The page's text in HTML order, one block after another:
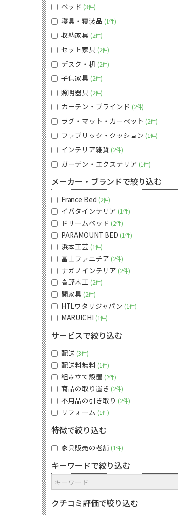
ベッド 3件
寝具・寝装品 1件
収納家具 2件
セット家具 2件
デスク・机 2件
子供家具 2件
照明器具 2件
カーテン・ブラインド 2件
ラグ・マット・カーペット 2件
ファブリック・クッション 1件
インテリア雑貨 2件
ガーデン・エクステリア 1件
メーカー・ブランドで絞り込む
France Bed 2件
イバタインテリア 1件
ドリームベッド 2件
PARAMOUNT BED 1件
浜本工芸 1件
冨士ファニチア 2件
ナガノインテリア 2件
高野木工 2件
関家具 2件
HTLワタリジャパン 1件
MARUICHI 1件
サービスで絞り込む
配送 3件
配送料無料 1件
組み立て設置 2件
商品の取り置き 2件
不用品の引き取り 2件
リフォーム 1件
特徴で絞り込む
家具販売の老舗 1件
キーワードで絞り込む
クチコミ評価で絞り込む